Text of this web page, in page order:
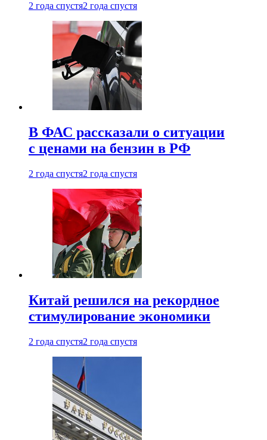
2 года спустя2 года спустя
В ФАС рассказали о ситуации
с ценами на бензин в РФ
2 года спустя2 года спустя
Китай решился на рекордное
стимулирование экономики
2 года спустя2 года спустя